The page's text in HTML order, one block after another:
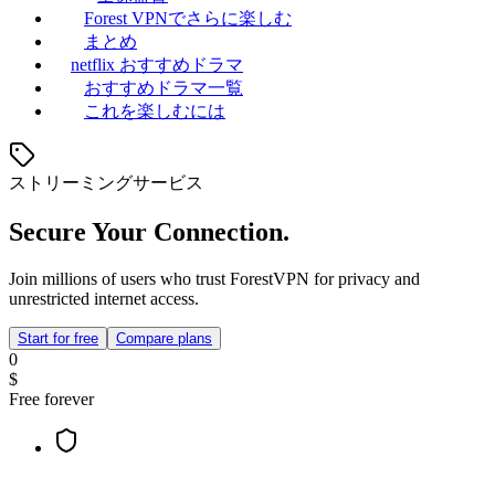
Forest VPNでさらに楽しむ
まとめ
netflix おすすめドラマ
おすすめドラマ一覧
これを楽しむには
ストリーミングサービス
Secure Your Connection.
Join millions of users who trust ForestVPN for privacy and
unrestricted internet access.
Start for free Compare plans
0
$
Free forever